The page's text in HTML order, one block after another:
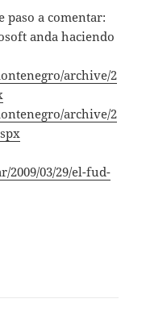
paso a comentar:
anda haciendo
archive/2
archive/2
2009/03/29/el-fud-